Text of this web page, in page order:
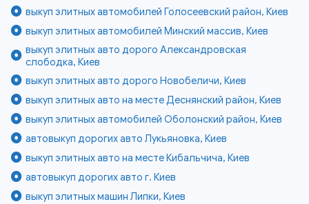
выкуп элитных автомобилей Голосеевский район, Киев
выкуп элитных автомобилей Минский массив, Киев
выкуп элитных авто дорого Александровская
слободка, Киев
выкуп элитных авто дорого Новобеличи, Киев
выкуп элитных авто на месте Деснянский район, Киев
выкуп элитных автомобилей Оболонский район, Киев
автовыкуп дорогих авто Лукьяновка, Киев
выкуп элитных авто на месте Кибальчича, Киев
автовыкуп дорогих авто г. Киев
выкуп элитных машин Липки, Киев